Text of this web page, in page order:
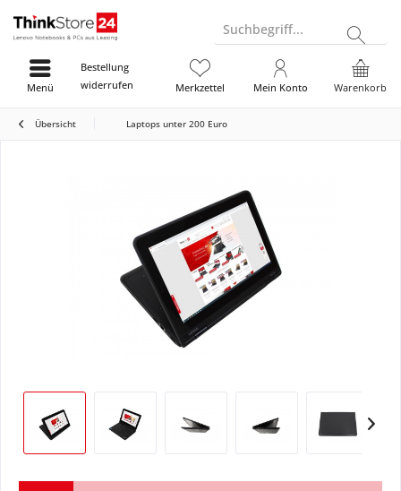
Suchbegriff...
Bestellung
widerrufen
Warenkorb
Merkzettel Mein Konto
Menü
Übersicht Laptops unter 200 Euro